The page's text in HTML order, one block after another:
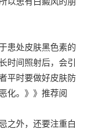
患处皮肤黑色素的
时间照射后，会引
平时要做好皮肤防
化。》》推荐阅
之外，还要注重白